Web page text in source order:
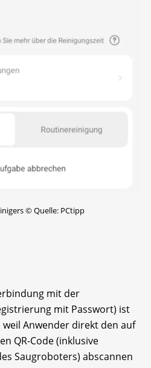
©Quelle: PCtipp
mit der
mit Passwort) ist
Anwender direkt den auf
QR-Code (inklusive
Saugroboters) abscannen